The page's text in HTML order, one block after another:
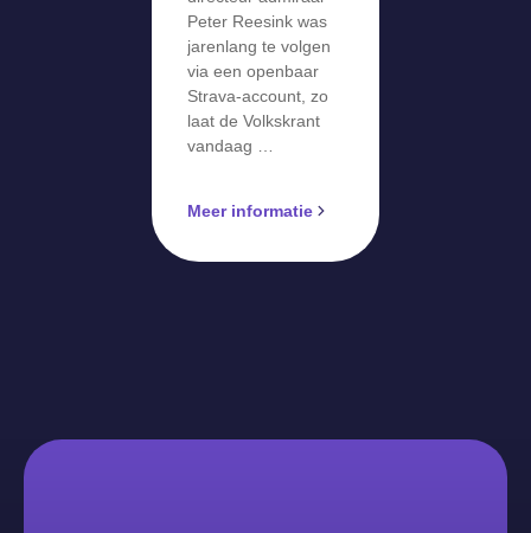
Peter Reesink was
jarenlang te volgen
via een openbaar
Strava-account, zo
laat de Volkskrant
vandaag …
Meer informatie